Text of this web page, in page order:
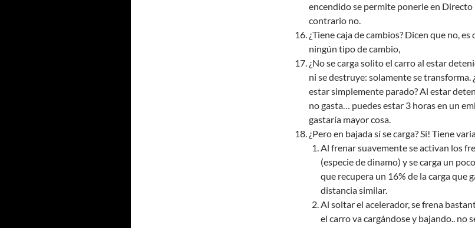
encendido se permite ponerle en Directo
contrario no.
¿Tiene caja de cambios? Dicen que no,
ningún tipo de cambio,
¿No se carga solito el carro al estar
ni se destruye: solamente se transforma.
estar simplemente parado? Al estar
no gasta… puedes estar 3 horas en un
gastaría mayor cosa.
¿Pero en bajada sí se carga? Sí! Tiene
Al frenar suavemente se activan los
(especie de dinamo) y se carga un
que recupera un 16% de la carga que
distancia similar.
Al soltar el acelerador, se frena
el carro va cargándose y bajando.. no